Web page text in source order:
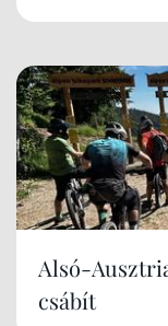
Alsó-
csábít